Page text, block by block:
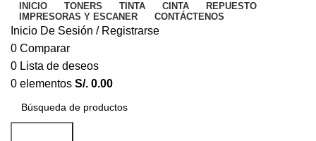
INICIO TONERS TINTA CINTA
REPUESTO
IMPRESORAS Y ESCANER
CONTÁCTENOS
Inicio De Sesión / Registrarse
0 Comparar
0 Lista de deseos
0 elementos S/. 0.00